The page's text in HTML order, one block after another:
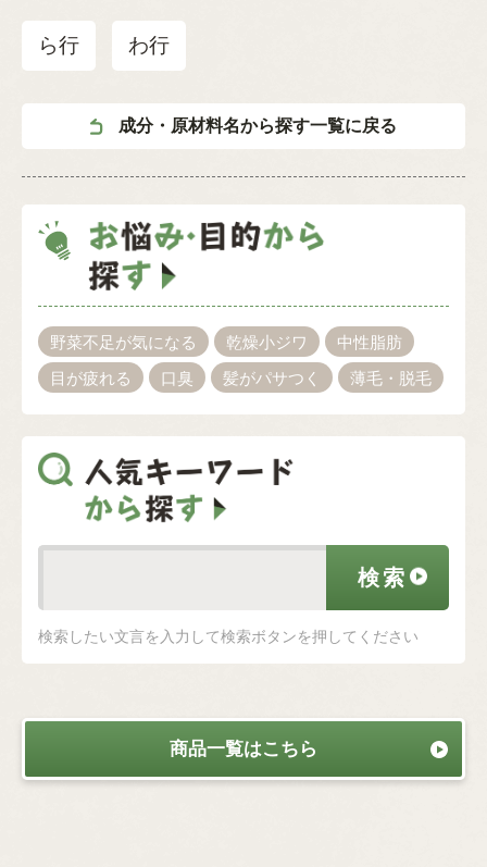
ら行 わ行
成分・原材料名から探す一覧に戻る
野菜不足が気になる 乾燥小ジワ
中性脂肪
目が疲れる
口臭 髪がパサつく 薄毛・脱毛
検索したい文言を入力して検索ボタンを押してください
商品一覧はこちら